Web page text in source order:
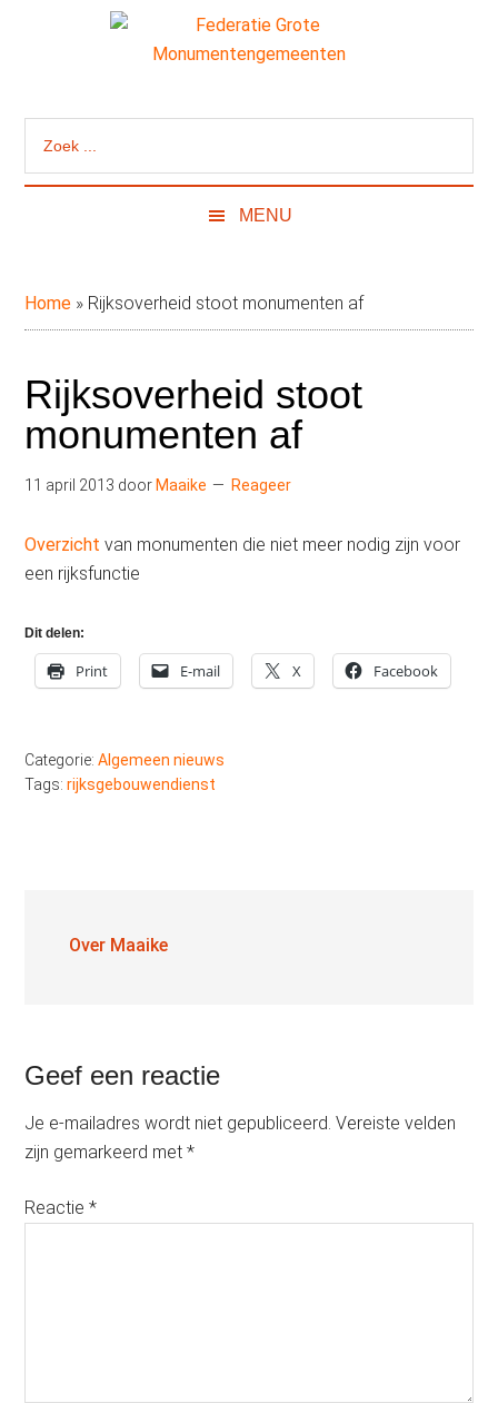
Grote
de
Federatie
Monumentengemeenten
MENU
Home » Rijksoverheid stoot monumenten af
Rijksoverheid stoot
monumenten af
11 april 2013 door Maaike Reageer
Overzicht van monumenten die niet meer nodig zijn voor
een rijksfunctie
Dit delen:
Print E-mail X Facebook
Categorie:Algemeen nieuws
Tags:rijksgebouwendienst
Over Maaike
Lees
Interacties
Geef een reactie
Je e-mailadres wordt niet gepubliceerd. Vereiste velden
zijn gemarkeerd met*
Reactie*